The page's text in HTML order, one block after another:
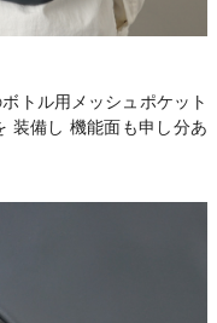
トル用メッシュポケット
装備し 機能面も申し分あ